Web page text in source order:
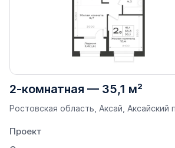
2-комнатная — 35,1 м²
Ростовская область, Аксай, Аксайский
Проект